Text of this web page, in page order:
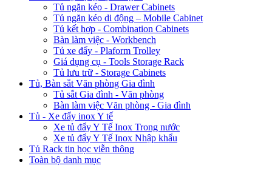
Tủ ngăn kéo - Drawer Cabinets
Tủ ngăn kéo di động – Mobile Cabinet
Tủ kết hợp - Combination Cabinets
Bàn làm việc - Workbench
Tủ xe đẩy - Plaform Trolley
Giá dụng cụ - Tools Storage Rack
Tủ lưu trữ - Storage Cabinets
Tủ, Bàn sắt Văn phòng Gia đình
Tủ sắt Gia đình - Văn phòng
Bàn làm việc Văn phòng - Gia đình
Tủ - Xe đẩy inox Y tế
Xe tủ đẩy Y Tế Inox Trong nước
Xe tủ đẩy Y Tế Inox Nhập khẩu
Tủ Rack tin học viễn thông
Toàn bộ danh mục